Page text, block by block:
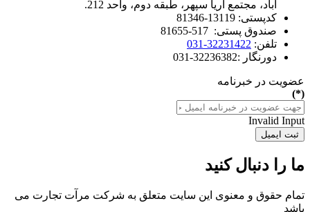
آباد، مجتمع آریا سپهر، طبقه دوم، واحد 212.
کدپستی: 13119-81346
صندوق پستی: 517-81655
تلفن: 32231422-031
دورنگار :32236382-031
عضویت در خبرنامه
(*)
Invalid Input
ثبت ایمیل
ما را دنبال کنید
تمام حقوق و معنوی این سایت متعلق به شرکت مرآت تجارت می
باشد